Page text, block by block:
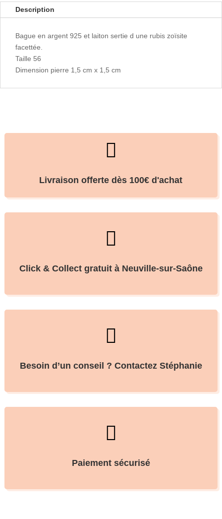
Description
Bague en argent 925 et laiton sertie d une rubis zoïsite
facettée.
Taille 56
Dimension pierre 1,5 cm x 1,5 cm

Livraison offerte dès 100€ d'achat

Click & Collect gratuit à Neuville-sur-Saône

Besoin d’un conseil ? Contactez Stéphanie

Paiement sécurisé